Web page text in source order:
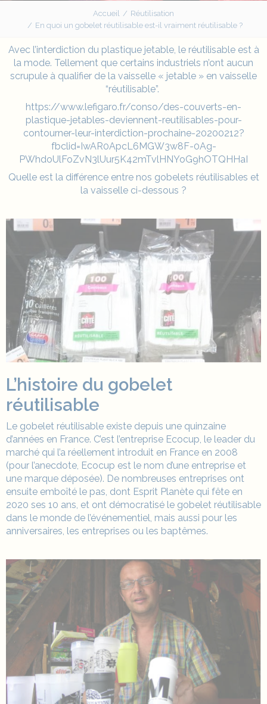
Accueil
Réutilisation
En quoi un gobelet réutilisable est-il vraiment réutilisable ?
Avec l’interdiction du plastique jetable, le réutilisableest à
la mode. Tellement que certains industriels n’ont aucun
scrupule à qualifier de la vaisselle « jetable » en vaisselle
“réutilisable”.
https://www.lefigaro.fr/conso/des-couverts-en-
plastique-jetables-deviennent-reutilisables-pour-
contourner-leur-interdiction-prochaine-20200212?
fbclid=IwAR0ApcL6MGW3w8F-0Ag-
PWhdoUlFoZvN3lUur5K42mTvlHNYoG9hOTQHHaI
Quelle est la différence entre nos gobelets réutilisables et
la vaisselle ci-dessous ?
L’histoire du gobelet
réutilisable
Le gobelet réutilisable existe depuis une quinzaine
d’années en France. C’est l’entreprise Ecocup, le leader du
marché qui l’a réellement introduit en France en 2008
(pour l’anecdote, Ecocup est le nom d’une entreprise et
une marque déposée). De nombreuses entreprises ont
ensuite emboîté le pas, dont Esprit Planète qui fête en
2020 ses 10 ans, et ont démocratisé le gobelet réutilisable
dans le monde de l’événementiel, mais aussi pour les
anniversaires, les entreprises ou les baptêmes.